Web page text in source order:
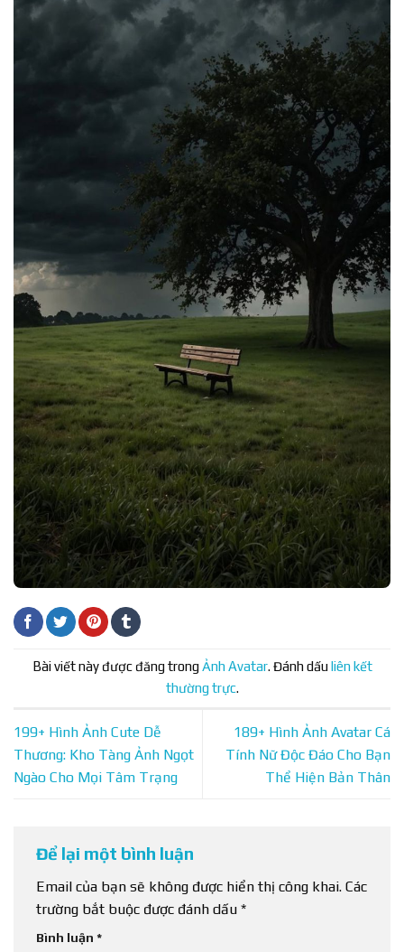
Bài viết này được đăng trongẢnh Avatar. Đánh dấuliên kết
thường trực.
199+ Hình Ảnh Cute Dễ
Thương: Kho Tàng Ảnh Ngọt
Ngào Cho Mọi Tâm Trạng
189+ Hình Ảnh Avatar Cá
Tính Nữ Độc Đáo Cho Bạn
Thể Hiện Bản Thân
Để lại một bình luận
Email của bạn sẽ không được hiển thị công khai. Các
trường bắt buộc được đánh dấu *
Bình luận *